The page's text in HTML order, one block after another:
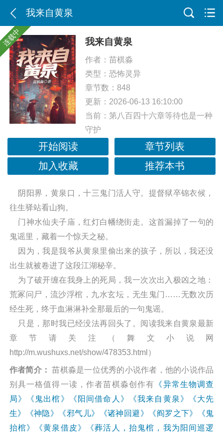
我来自黄泉
连载中 我来自黄泉
作者： 苗棋淼
类型： 恐怖灵异
章节数：848
更新：2026-06-13 16:10:00
当前： 第八百四十六章等待也是一种
守护
开始阅读
章节列表
加入收藏
推荐本书
阴阳界，黄泉口，十三鬼门活人守。提督狱卒锦衣候，
往生驿站看山狗。
门神水仙夫子庙，红灯白幡绕街走。这首漏掉了一句的
鬼谣里，藏着一个惊天之秘。
因为，我是我爷从黄泉里偷出来的孩子，所以，我还没
出生就被卷进了这段江湖秘辛。
为了破开缠在我身上的死局，我一次次出入极凶之地：
荒冢问尸，流沙浮棺，九水玄坛，无生鬼门……无数次历
经生死，终于血淋淋补全那最后的一句鬼谣。
只是，那时我已经没法再回头了。阅读我来自黄泉最新
章节请关注（舞文小说网
http://m.wushuxs.net/show/478353.html）
作者简介： 苗棋淼是一位优秀的小说作者，他的小说作品
别具一格值得一读，作者苗棋淼创作有 《异常生物调查
局》
《鬼出棺》 《阳间借命人》 《我来自黄泉》
《大先
生》
《神隐》 《邪气儿》 《诸神回避》 《阎罗之下》
《鬼
抬棺》
《黄泉借皮》
《葬活人，抬鬼棺，我为阳间巡逻